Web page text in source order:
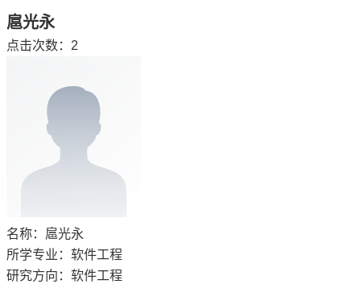
扈光永
点击次数： 2
名称：扈光永
所学专业：软件工程
研究方向：软件工程